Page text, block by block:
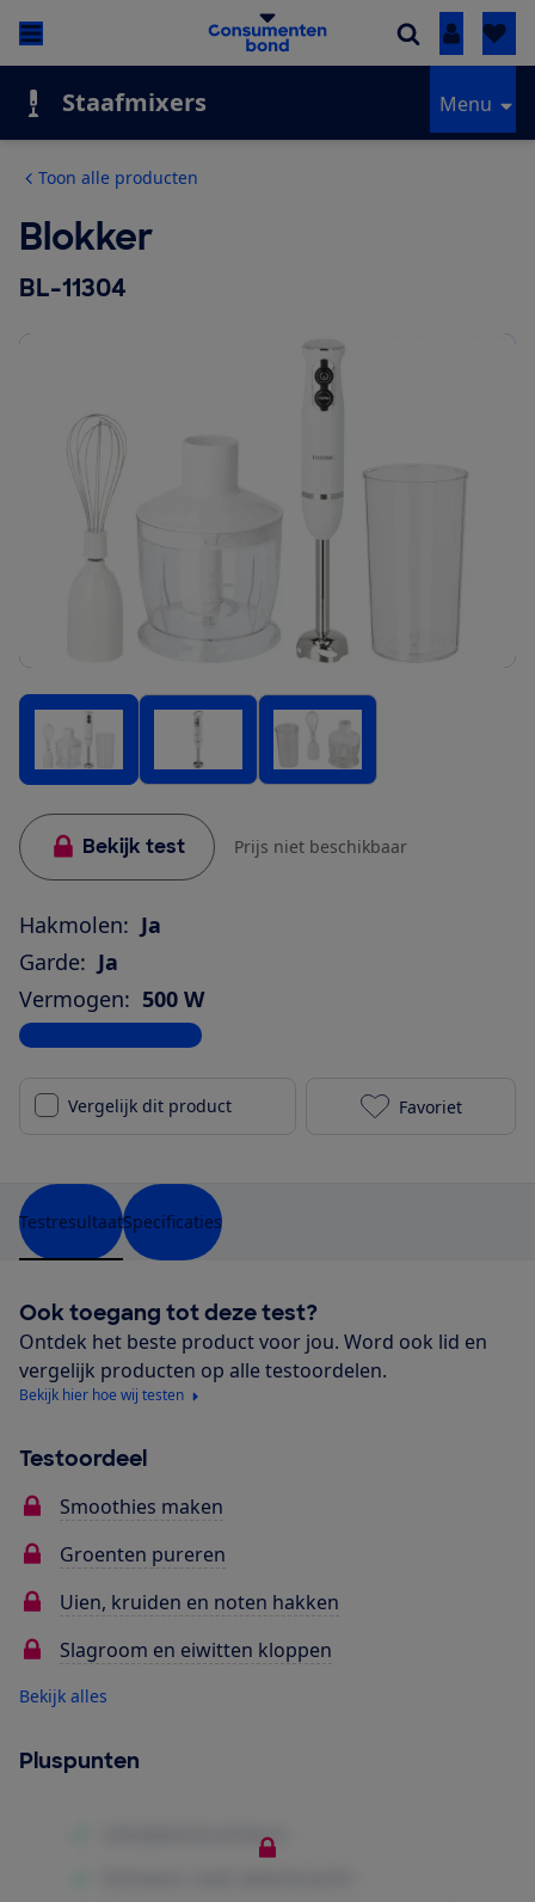
Inloggen
Staafmixers Menu
Toon alle producten
Blokker
BL-11304
Bekijk test Prijs niet beschikbaar
Hakmolen: Ja
Garde: Ja
Vermogen: 500 W
Bekijk alle specificaties
Vergelijk dit product Blokker BL-
Favoriet
TestresultaatSpecificaties
Ook toegang tot deze test?
Ontdek het beste product voor jou. Word ook lid en
vergelijk producten op alle testoordelen.
Bekijk hier hoe wij testen
Testoordeel
Smoothies maken
Groenten pureren
Uien, kruiden en noten hakken
Slagroom en eiwitten kloppen
Bekijk alles
Pluspunten